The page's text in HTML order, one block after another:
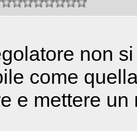
non
come
e mettere un